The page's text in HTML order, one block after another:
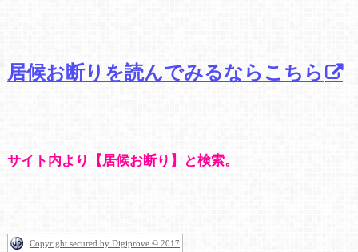
居候お断りを読んでみるならこちら
サイト内より【居候お断り】と検索。
Copyright secured by Digiprove © 2017